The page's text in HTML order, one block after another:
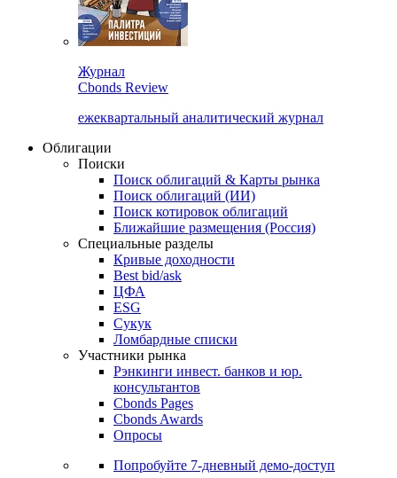
Журнал
Cbonds Review
ежеквартальный аналитический журнал
Облигации
Поиски
Поиск облигаций & Карты рынка
Поиск облигаций (ИИ)
Поиск котировок облигаций
Ближайшие размещения (Россия)
Специальные разделы
Кривые доходности
Best bid/ask
ЦФА
ESG
Сукук
Ломбардные списки
Участники рынка
Рэнкинги инвест. банков и юр.
консультантов
Cbonds Pages
Cbonds Awards
Опросы
Попробуйте 7-дневный демо-доступ